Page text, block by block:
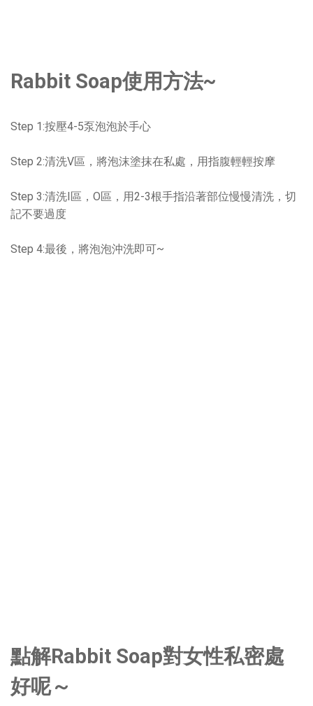
Rabbit Soap使用方法~
Step 1:按壓4-5泵泡泡於手心
Step 2:清洗V區，將泡沫塗抹在私處，用指腹輕輕按摩
Step 3:清洗I區，O區，用2-3根手指沿著部位慢慢清洗，切
記不要過度
Step 4:最後，將泡泡沖洗即可~
點解Rabbit Soap對女性私密處
好呢～